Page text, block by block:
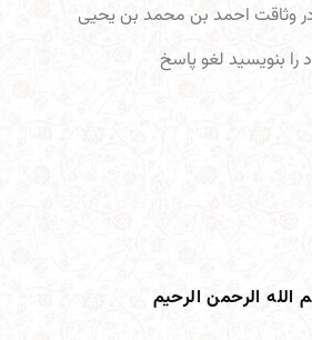
وثاقت احمد بن محمد بن یحیی
را بنویسید لغو پاسخ
الله الرحمن الرحیم